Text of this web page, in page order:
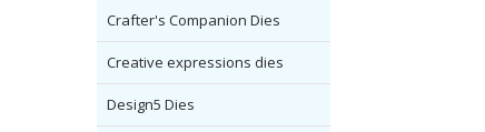
Crafter's Companion Dies
Creative expressions dies
Design5 Dies